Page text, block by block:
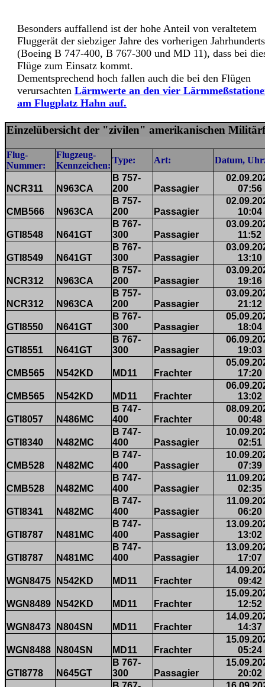
Besonders auffallend ist der hohe Anteil von veraltetem
Fluggerät der siebziger Jahre des vorherigen Jahrhunderts
(Boeing B 747-400, B 767-300 und MD 11), dass bei
Flüge zum Einsatz kommt.
Dementsprechend hoch fallen auch die bei den Flügen
verursachten Lärmwerte an den vier
am Flugplatz Hahn auf.
Einzelübersicht der "zivilen" amerikanischen
Flug-
Nummer:
Flugzeug-
Kennzeichen:
Type: Art: Datum,
NCR311 N963CA
B 757-
200
Passagier
07:56
CMB566 N963CA
B 757-
200
Passagier
10:04
GTI8548 N641GT
B 767-
300
Passagier
11:52
GTI8549 N641GT
B 767-
300
Passagier
13:10
NCR312 N963CA
B 757-
200
Passagier
19:16
NCR312 N963CA
B 757-
200
Passagier
21:12
GTI8550 N641GT
B 767-
300
Passagier
18:04
GTI8551 N641GT
B 767-
300
Passagier
19:03
CMB565 N542KD MD11 Frachter
17:20
CMB565 N542KD MD11 Frachter
13:02
GTI8057 N486MC
B 747-
400
Frachter
00:48
GTI8340 N482MC
B 747-
400
Passagier
02:51
CMB528 N482MC
B 747-
400
Passagier
07:39
CMB528 N482MC
B 747-
400
Passagier
02:35
GTI8341 N482MC
B 747-
400
Passagier
06:20
GTI8787 N481MC
B 747-
400
Passagier
13:02
GTI8787 N481MC
B 747-
400
Passagier
17:07
WGN8475 N542KD MD11 Frachter
09:42
WGN8489 N542KD MD11 Frachter
12:52
WGN8473 N804SN MD11 Frachter
14:37
WGN8488 N804SN MD11 Frachter
05:24
GTI8778 N645GT
B 767-
300
Passagier
20:02